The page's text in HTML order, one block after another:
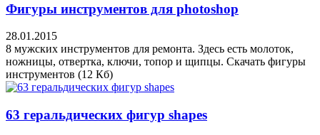
Фигуры инструментов для photoshop
28.01.2015
8 мужских инструментов для ремонта. Здесь есть молоток,
ножницы, отвертка, ключи, топор и щипцы. Скачать фигуры
инструментов (12 Кб)
63 геральдических фигур shapes